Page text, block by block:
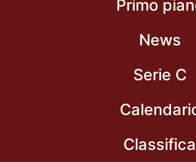
Primo
News
Serie C
Classifica